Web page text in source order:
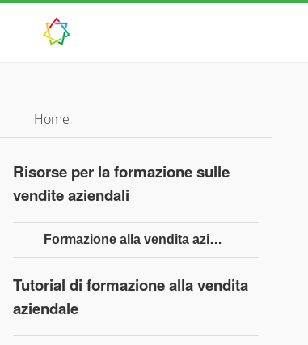
Home
Risorse per la formazione sulle
vendite aziendali
Formazione alla vendita aziendale - Guida rapida
Tutorial di formazione alla vendita
aziendale